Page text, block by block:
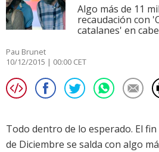
Algo más de 11
recaudación con
catalanes' en
Pau Brunet
10/12/2015 | 00:00 CET
Todo dentro de lo esperado. El
de Diciembre se salda con algo